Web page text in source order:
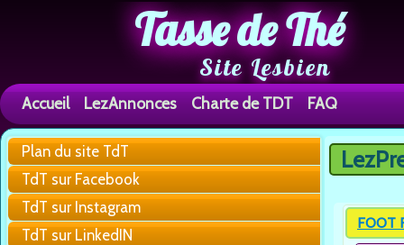
Tasse de Thé
Site Lesbien
Accueil LezAnnonces Charte de TDT FAQ
Plan du site TdT
TdT sur Facebook
TdT sur Instagram
TdT sur LinkedIN
Vous
FOOT